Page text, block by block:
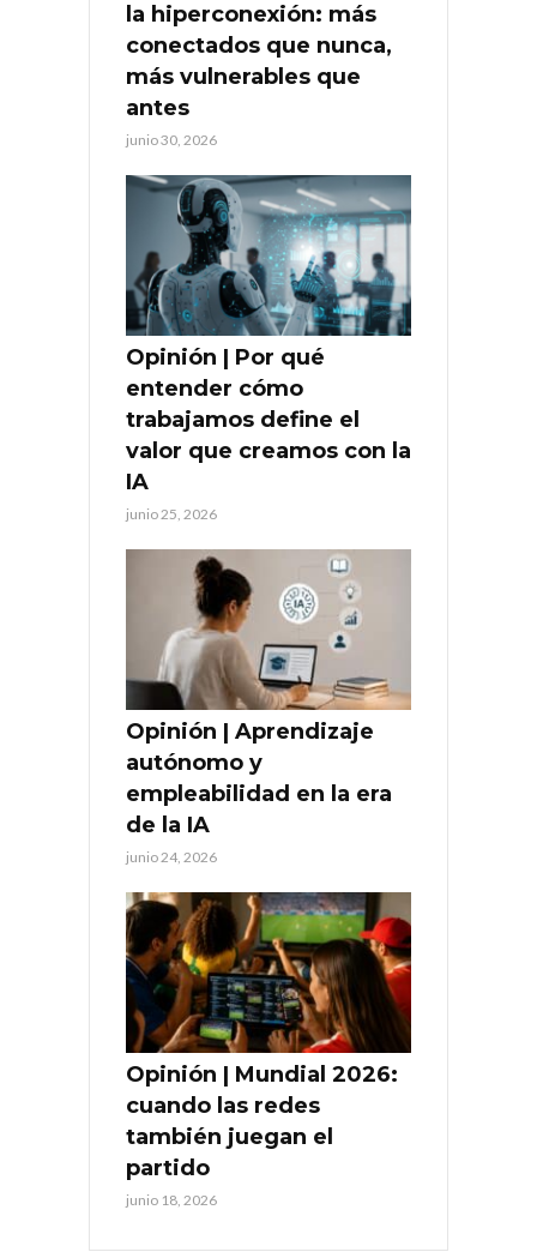
la hiperconexión: más
conectados que nunca,
más vulnerables que
antes
junio 30, 2026
Opinión | Por qué
entender cómo
trabajamos define el
valor que creamos con la
IA
junio 25, 2026
Opinión | Aprendizaje
autónomo y
empleabilidad en la era
de la IA
junio 24, 2026
Opinión | Mundial 2026:
cuando las redes
también juegan el
partido
junio 18, 2026